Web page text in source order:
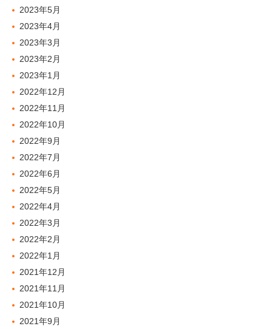
2023年5月
2023年4月
2023年3月
2023年2月
2023年1月
2022年12月
2022年11月
2022年10月
2022年9月
2022年7月
2022年6月
2022年5月
2022年4月
2022年3月
2022年2月
2022年1月
2021年12月
2021年11月
2021年10月
2021年9月